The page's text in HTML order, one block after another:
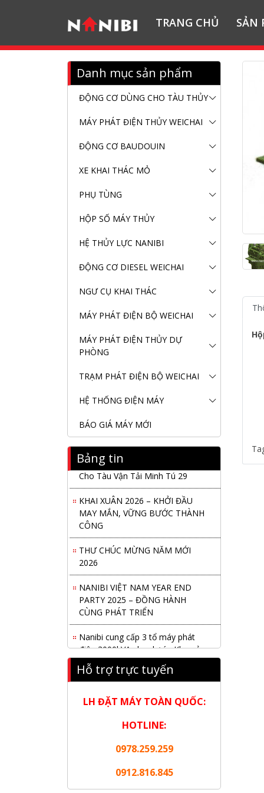
TRANG CHỦ SẢN
Danh mục sản phẩm
ĐỘNG CƠ DÙNG CHO TÀU THỦY
MÁY PHÁT ĐIỆN THỦY WEICHAI
ĐỘNG CƠ BAUDOUIN
XE KHAI THÁC MỎ
PHỤ TÙNG
HỘP SỐ MÁY THỦY
HỆ THỦY LỰC NANIBI
ĐỘNG CƠ DIESEL WEICHAI
NGƯ CỤ KHAI THÁC
MÁY PHÁT ĐIỆN BỘ WEICHAI
MÁY PHÁT ĐIỆN THỦY DỰ
PHÒNG
TRẠM PHÁT ĐIỆN BỘ WEICHAI
HỆ THỐNG ĐIỆN MÁY
BÁO GIÁ MÁY MỚI
Bảng tin
Nanibi Cung Cấp Động Cơ Weichai
Cho Tàu Vận Tải Minh Tú 29
KHAI XUÂN 2026 – KHỞI ĐẦU
MAY MẮN, VỮNG BƯỚC THÀNH
CÔNG
THƯ CHÚC MỪNG NĂM MỚI
2026
NANIBI VIỆT NAM YEAR END
PARTY 2025 – ĐỒNG HÀNH
CÙNG PHÁT TRIỂN
Nanibi cung cấp 3 tổ máy phát
điện 3000kVA cho dự án Kho cảng
Cái Mép LNG
Hội nghị tổng kết công tác năm
2025 và triển khai nhiệm vụ năm
2026 do chi hội tàu du lịch Hạ
NANIBI khai trương văn phòng
triển bền vững
Hỗ trợ trực tuyến
LH ĐẶT MÁY TOÀN QUỐC:
HOTLINE:
0978.259.259
0912.816.845